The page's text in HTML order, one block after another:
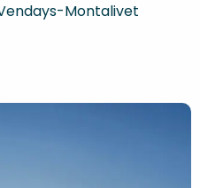
Montalivet